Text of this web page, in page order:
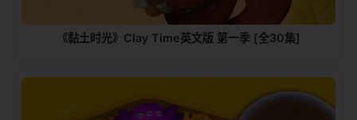
《黏土时光》Clay Time英文版 第一季 [全30集]